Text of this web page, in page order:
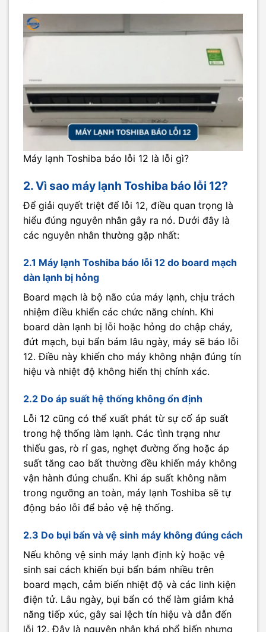
Máy lạnh Toshiba báo lỗi 12 là lỗi gì?
2. Vì sao máy lạnh Toshiba báo lỗi 12?
Để giải quyết triệt để lỗi 12, điều quan trọng là
hiểu đúng nguyên nhân gây ra nó. Dưới đây là
các nguyên nhân thường gặp nhất:
2.1 Máy lạnh Toshiba báo lỗi 12 do board mạch
dàn lạnh bị hỏng
Board mạch là bộ não của máy lạnh, chịu trách
nhiệm điều khiển các chức năng chính. Khi
board dàn lạnh bị lỗi hoặc hỏng do chập cháy,
đứt mạch, bụi bẩn bám lâu ngày, máy sẽ báo lỗi
12. Điều này khiến cho máy không nhận đúng tín
hiệu và nhiệt độ không hiển thị chính xác.​
2.2 Do áp suất hệ thống không ổn định
Lỗi 12 cũng có thể xuất phát từ sự cố áp suất
trong hệ thống làm lạnh. Các tình trạng như
thiếu gas, rò rỉ gas, nghẹt đường ống hoặc áp
suất tăng cao bất thường đều khiến máy không
vận hành đúng chuẩn. Khi áp suất không nằm
trong ngưỡng an toàn, máy lạnh Toshiba sẽ tự
động báo lỗi để bảo vệ hệ thống.
2.3 Do bụi bẩn và vệ sinh máy không đúng cách
Nếu không vệ sinh máy lạnh định kỳ hoặc vệ
sinh sai cách khiến bụi bẩn bám nhiều trên
board mạch, cảm biến nhiệt độ và các linh kiện
điện tử. Lâu ngày, bụi bẩn có thể làm giảm khả
năng tiếp xúc, gây sai lệch tín hiệu và dẫn đến
lỗi 12. Đây là nguyên nhân khá phổ biến nhưng